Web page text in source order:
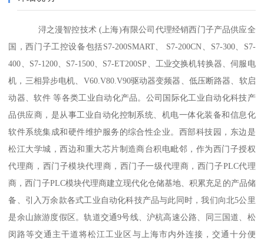
浔之漫智控技术 (上海)有限公司代理经销西门子产品供应全
国，西门子工控设备包括S7-200SMART、 S7-200CN、S7-300、S7-
400、S7-1200、S7-1500、S7-ET200SP、工业交换机转换器、伺服电
机，三相异步电机、V60.V80.V90驱动器变频器、低压断路器、软启
动器、软件 等各类工业自动化产品。公司国际化工业自动化科技产
品供应商，是从事工业自动化控制系统、机电一体化装备和信息化
软件系统集成和硬件维护服务的综合性企业。西部科技园，东边是
松江大学城，西边和重大芯片制造商台积电毗邻，作为西门子授权
代理商，西门子模块代理商，西门子一级代理商，西门子PLC代理
商，西门子PLC模块代理商建立现代化仓储基地、积累充足的产品储
备、引入万余款各式工业自动化科技产品与此同时，我们向北5公里
是余山旅游度假区。轨道交通9号线、沪杭高速公路、同三国道、松
闵路等交通主干道将松江工业区与上海市内外连接，交通十分便